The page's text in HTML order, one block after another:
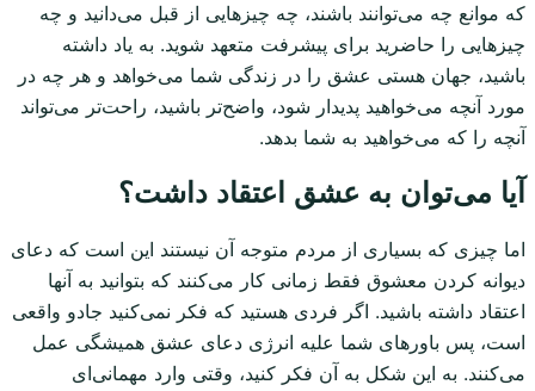
که موانع چه می‌توانند باشند، چه چیزهایی از قبل می‌دانید و چه
چیزهایی را حاضرید برای پیشرفت متعهد شوید. به یاد داشته
باشید، جهان هستی عشق را در زندگی شما می‌خواهد و هر چه در
مورد آنچه می‌خواهید پدیدار شود، واضح‌تر باشید، راحت‌تر می‌تواند
آنچه را که می‌خواهید به شما بدهد.
آیا می‌توان به عشق اعتقاد داشت؟
اما چیزی که بسیاری از مردم متوجه آن نیستند این است که دعای
دیوانه کردن معشوق فقط زمانی کار می‌کنند که بتوانید به آنها
اعتقاد داشته باشید. اگر فردی هستید که فکر نمی‌کنید جادو واقعی
است، پس باورهای شما علیه انرژی دعای عشق همیشگی عمل
می‌کنند. به این شکل به آن فکر کنید، وقتی وارد مهمانی‌ای